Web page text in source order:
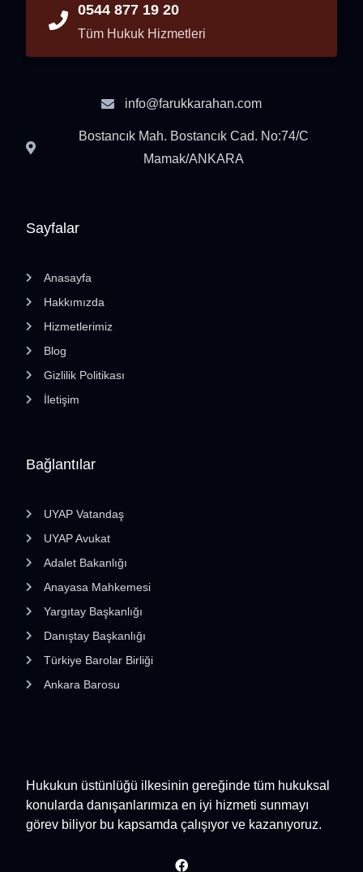
Hukukun üstünlüğü ilkesinin gereğinde tüm hukuksal
konularda danışanlarımıza en iyi hizmeti sunmayı
görev biliyor bu kapsamda çalışıyor ve kazanıyoruz.
Bağlantılar
UYAP Vatandaş
UYAP Avukat
Adalet Bakanlığı
Anayasa Mahkemesi
Yargıtay Başkanlığı
Danıştay Başkanlığı
Türkiye Barolar Birliği
Ankara Barosu
Sayfalar
Anasayfa
Hakkımızda
Hizmetlerimiz
Blog
Gizlilik Politikası
İletişim
0544 877 19 20
Tüm Hukuk Hizmetleri
info@farukkarahan.com
Bostancık Mah. Bostancık Cad. No:74/C
Mamak/ANKARA